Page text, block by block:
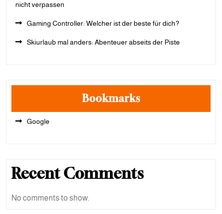
nicht verpassen
Gaming Controller: Welcher ist der beste für dich?
Skiurlaub mal anders: Abenteuer abseits der Piste
Bookmarks
Google
Recent Comments
No comments to show.